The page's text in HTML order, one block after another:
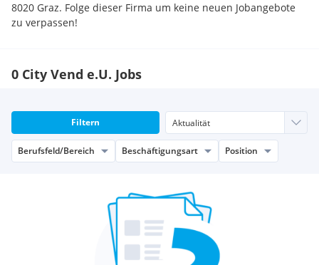
8020 Graz. Folge dieser Firma um keine neuen Jobangebote
zu verpassen!
0 City Vend e.U. Jobs
Filtern
Berufsfeld/Bereich Beschäftigungsart Position